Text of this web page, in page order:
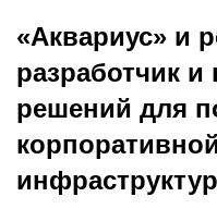
«Аквариус» и
разработчик и
решений для